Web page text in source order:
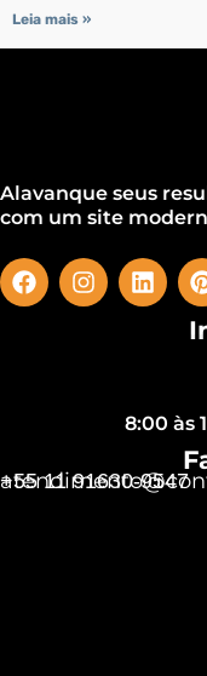
Leia mais »
Alavanque seus
com um site
8:00 às
+55 11 91630-9547